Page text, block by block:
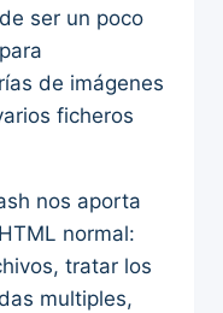
ser un poco
de imágenes
ficheros
nos aporta
normal:
tratar los
multiples,